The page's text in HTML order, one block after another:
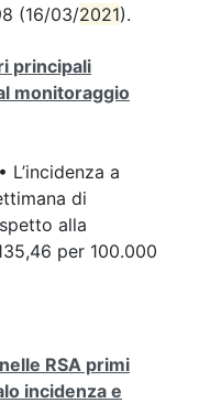
(16/03/2021).
principali
monitoraggio
L’incidenza a
di
alla
per 100.000
RSA primi
incidenza e